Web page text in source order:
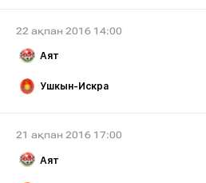
22 ақпан 2016 14:00
Аят
Ушкын-Искра
21 ақпан 2016 17:00
Аят